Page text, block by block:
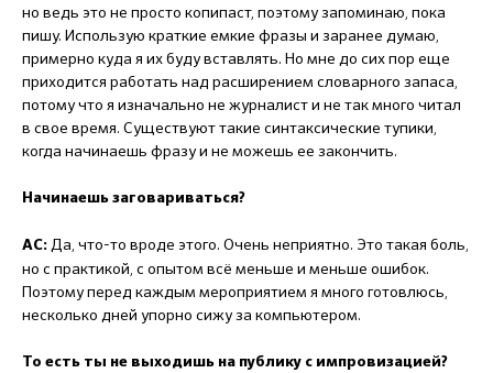
но ведь это не просто копипаст, поэтому запоминаю, пока
пишу. Использую краткие емкие фразы и заранее думаю,
примерно куда я их буду вставлять. Но мне до сих пор еще
приходится работать над расширением словарного запаса,
потому что я изначально не журналист и не так много читал
в свое время. Существуют такие синтаксические тупики,
когда начинаешь фразу и не можешь ее закончить.
Начинаешь заговариваться?
АС: Да, что-то вроде этого. Очень неприятно. Это такая боль,
но с практикой, с опытом всё меньше и меньше ошибок.
Поэтому перед каждым мероприятием я много готовлюсь,
несколько дней упорно сижу за компьютером.
То есть ты не выходишь на публику с импровизацией?